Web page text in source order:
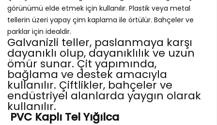
görünümü elde etmek için kullanılır. Plastik veya metal
tellerin üzeri yapay çim kaplama ile örtülür. Bahçeler ve
parklar için idealdir.
Galvanizli teller, paslanmaya karşı
dayanıklı olup, dayanıklılık ve uzun
ömür sunar. Çit yapımında,
bağlama ve destek amacıyla
kullanılır. Çiftlikler, bahçeler ve
endüstriyel alanlarda yaygın olarak
kullanılır.
PVC Kaplı Tel Yığılca